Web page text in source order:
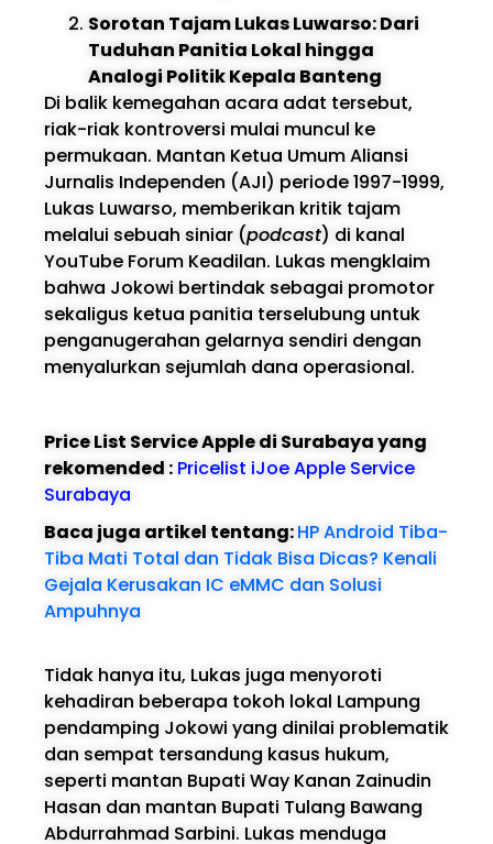
Sorotan Tajam Lukas Luwarso: Dari
Tuduhan Panitia Lokal hingga
Analogi Politik Kepala Banteng
Di balik kemegahan acara adat tersebut,
riak-riak kontroversi mulai muncul ke
permukaan. Mantan Ketua Umum Aliansi
Jurnalis Independen (AJI) periode 1997-1999,
Lukas Luwarso, memberikan kritik tajam
melalui sebuah siniar (podcast) di kanal
YouTube Forum Keadilan. Lukas mengklaim
bahwa Jokowi bertindak sebagai promotor
sekaligus ketua panitia terselubung untuk
penganugerahan gelarnya sendiri dengan
menyalurkan sejumlah dana operasional.
Price List Service Apple di Surabaya yang
rekomended : Pricelist iJoe Apple Service
Surabaya
Baca juga artikel tentang:HP Android Tiba-
Tiba Mati Total dan Tidak Bisa Dicas? Kenali
Gejala Kerusakan IC eMMC dan Solusi
Ampuhnya
Tidak hanya itu, Lukas juga menyoroti
kehadiran beberapa tokoh lokal Lampung
pendamping Jokowi yang dinilai problematik
dan sempat tersandung kasus hukum,
seperti mantan Bupati Way Kanan Zainudin
Hasan dan mantan Bupati Tulang Bawang
Abdurrahmad Sarbini. Lukas menduga